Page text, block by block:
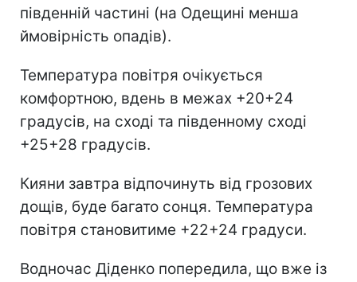
південній частині (на Одещині менша
ймовірність опадів).
Температура повітря очікується
комфортною, вдень в межах +20+24
градусів, на сході та південному сході
+25+28 градусів.
Кияни завтра відпочинуть від грозових
дощів, буде багато сонця. Температура
повітря становитиме +22+24 градуси.
Водночас Діденко попередила, що вже із